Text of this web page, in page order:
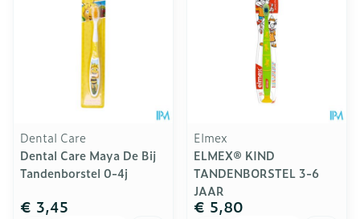
Dental Care
Dental Care Maya De Bij
Tandenborstel 0-4j
€ 3,45
Elmex
ELMEX® KIND
TANDENBORSTEL 3-6
JAAR
€ 5,80